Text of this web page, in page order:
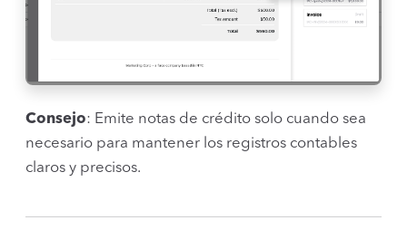
Consejo: Emite notas de crédito solo cuando sea
necesario para mantener los registros contables
claros y precisos.